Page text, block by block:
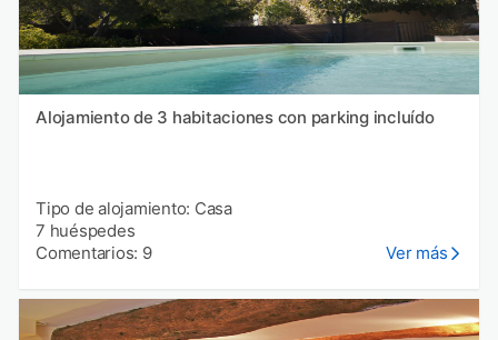
Alojamiento de 3 habitaciones con parking incluído
Tipo de alojamiento: Casa
7 huéspedes
Comentarios: 9
Ver más